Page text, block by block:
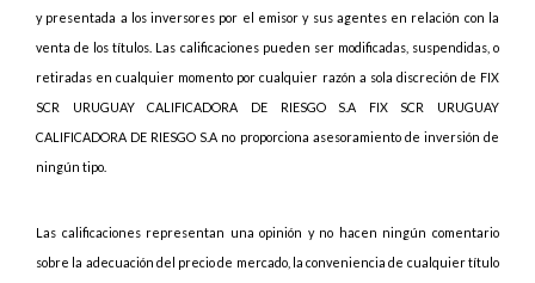
y presentada a los inversores por el emisor y sus agentes en relación con la
venta de los títulos. Las calificaciones pueden ser modificadas, suspendidas, o
retiradas en cualquier momento por cualquier razón a sola discreción de FIX
SCR URUGUAY CALIFICADORA DE RIESGO S.A FIX SCR URUGUAY
CALIFICADORA DE RIESGO S.A no proporciona asesoramiento de inversión de
ningún tipo.
Las calificaciones representan una opinión y no hacen ningún comentario
sobre la adecuación del precio de mercado, la conveniencia de cualquier título